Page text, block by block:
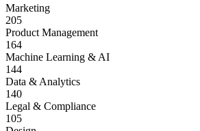
Marketing
205
Product Management
164
Machine Learning & AI
144
Data & Analytics
140
Legal & Compliance
105